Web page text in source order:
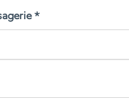
*Obligatoire